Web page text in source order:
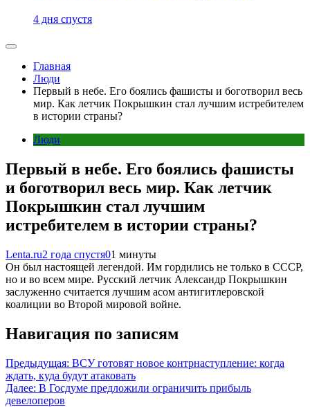
4 дня спустя
Главная
Люди
Первый в небе. Его боялись фашисты и боготворил весь
мир. Как летчик Покрышкин стал лучшим истребителем
в истории страны?
Люди
Первый в небе. Его боялись фашисты
и боготворил весь мир. Как летчик
Покрышкин стал лучшим
истребителем в истории страны?
Lenta.ru2 года спустя01 минуты
Он был настоящей легендой. Им гордились не только в СССР,
но и во всем мире. Русский летчик Александр Покрышкин
заслуженно считается лучшим асом антигитлеровской
коалиции во Второй мировой войне.
Навигация по записям
Предыдущая: ВСУ готовят новое контрнаступление: когда
ждать, куда будут атаковать
Далее: В Госдуме предложили ограничить прибыль
девелоперов